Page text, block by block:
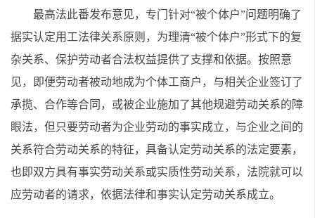
最高法此番发布意见，专门针对“被个体户”问题明确了
据实认定用工法律关系原则，为理清“被个体户”形式下的复
杂关系、保护劳动者合法权益提供了支撑和依据。按照意
见，即便劳动者被动地成为个体工商户，与相关企业签订了
承揽、合作等合同，或被企业施加了其他规避劳动关系的障
眼法，但只要劳动者为企业劳动的事实成立，与企业之间的
关系符合劳动关系的特征，具备认定劳动关系的法定要素，
也即双方具有事实劳动关系或实质性劳动关系，法院就可以
应劳动者的请求，依据法律和事实认定劳动关系成立。